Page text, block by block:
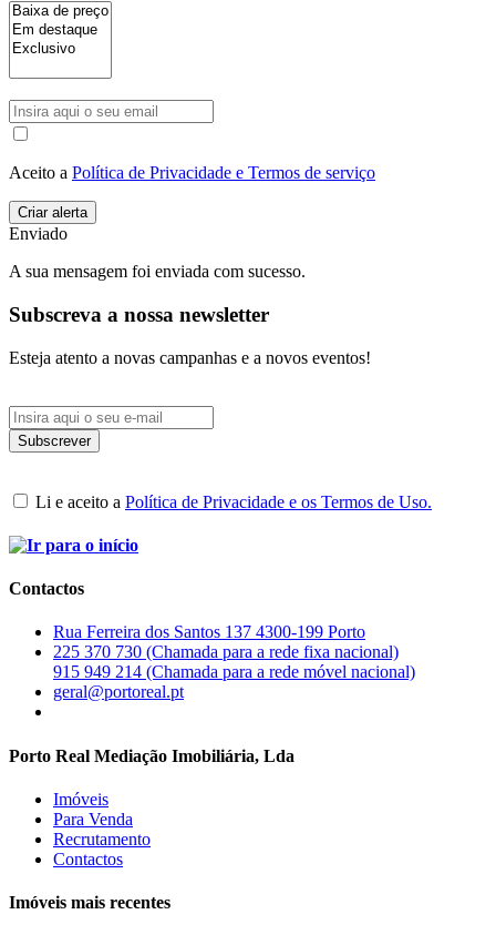
Aceito a Política de Privacidade e Termos de serviço
Enviado
A sua mensagem foi enviada com sucesso.
Subscreva a nossa newsletter
Esteja atento a novas campanhas e a novos eventos!
Li e aceito a Política de Privacidade e os Termos de Uso.
Contactos
Rua Ferreira dos Santos 137 4300-199 Porto
225 370 730 (Chamada para a rede fixa nacional)
915 949 214 (Chamada para a rede móvel nacional)
geral@portoreal.pt
Porto Real Mediação Imobiliária, Lda
Imóveis
Para Venda
Recrutamento
Contactos
Imóveis mais recentes